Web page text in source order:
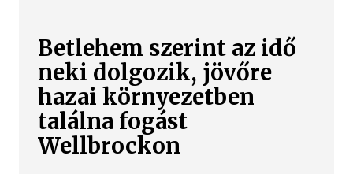
Betlehem szerint az idő
neki dolgozik, jövőre
hazai környezetben
találna fogást
Wellbrockon